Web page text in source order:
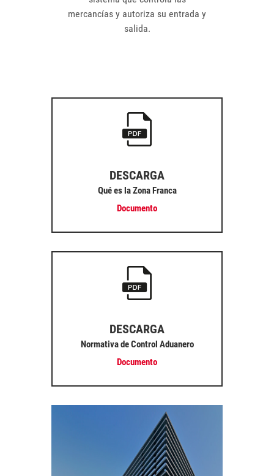
mercancías y autoriza su entrada y
salida.
DESCARGA
Qué es la Zona Franca
Documento
DESCARGA
Normativa de Control Aduanero
Documento